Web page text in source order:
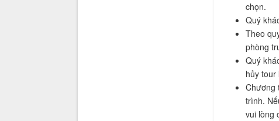
chọn.
Quý
Theo
phòng
Quý
hủy tour
Chương
trình.
vui lòng